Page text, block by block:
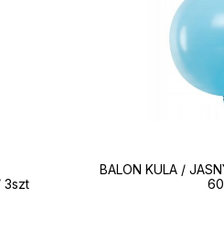
3szt
BALON KULA /